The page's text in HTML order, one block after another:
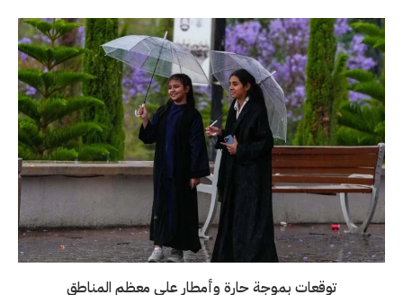
توقعات بموجة حارة وأمطار على معظم المناطق